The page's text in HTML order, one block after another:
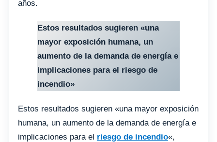
años.
Estos resultados sugieren «una
mayor exposición humana, un
aumento de la demanda de energía e
implicaciones para el riesgo de
incendio»
Estos resultados sugieren «una mayor exposición
humana, un aumento de la demanda de energía e
implicaciones para el riesgo de incendio«,